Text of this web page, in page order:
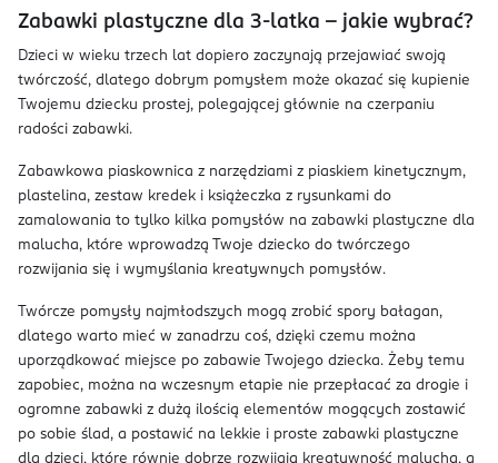
Zabawki plastyczne dla 3-latka – jakie wybrać?
Dzieci w wieku trzech lat dopiero zaczynają przejawiać swoją
twórczość, dlatego dobrym pomysłem może okazać się kupienie
Twojemu dziecku prostej, polegającej głównie na czerpaniu
radości zabawki.
Zabawkowa piaskownica z narzędziami z piaskiem kinetycznym,
plastelina, zestaw kredek i książeczka z rysunkami do
zamalowania to tylko kilka pomysłów na zabawki plastyczne dla
malucha, które wprowadzą Twoje dziecko do twórczego
rozwijania się i wymyślania kreatywnych pomysłów.
Twórcze pomysły najmłodszych mogą zrobić spory bałagan,
dlatego warto mieć w zanadrzu coś, dzięki czemu można
uporządkować miejsce po zabawie Twojego dziecka. Żeby temu
zapobiec, można na wczesnym etapie nie przepłacać za drogie i
ogromne zabawki z dużą ilością elementów mogących zostawić
po sobie ślad, a postawić na lekkie i proste zabawki plastyczne
dla dzieci, które równie dobrze rozwijają kreatywność malucha, a